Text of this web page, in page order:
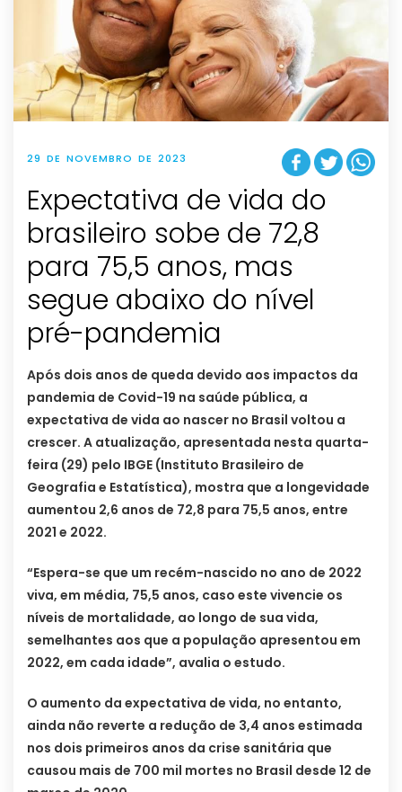
29 DE NOVEMBRO DE 2023
Expectativa de vida do
brasileiro sobe de 72,8
para 75,5 anos, mas
segue abaixo do nível
pré-pandemia
Após dois anos de queda devido aos impactos da
pandemia de Covid-19 na saúde pública, a
expectativa de vida ao nascer no Brasil voltou a
crescer. A atualização, apresentada nesta quarta-
feira (29) pelo IBGE (Instituto Brasileiro de
Geografia e Estatística), mostra que a longevidade
aumentou 2,6 anos de 72,8 para 75,5 anos, entre
2021 e 2022.
“Espera-se que um recém-nascido no ano de 2022
viva, em média, 75,5 anos, caso este vivencie os
níveis de mortalidade, ao longo de sua vida,
semelhantes aos que a população apresentou em
2022, em cada idade”, avalia o estudo.
O aumento da expectativa de vida, no entanto,
ainda não reverte a redução de 3,4 anos estimada
nos dois primeiros anos da crise sanitária que
causou mais de 700 mil mortes no Brasil desde 12 de